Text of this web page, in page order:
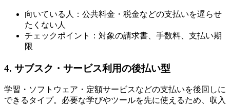
向いている人：公共料金・税金などの支払いを遅らせ
たくない人
チェックポイント：対象の請求書、手数料、支払い期
限
4. サブスク・サービス利用の後払い型
学習・ソフトウェア・定額サービスなどの支払いを後回しに
できるタイプ。必要な学びやツールを先に使えるため、収入